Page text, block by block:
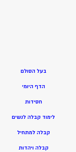
בעל הסולם
הדף היומי
חסידות
לימוד קבלה לנשים
קבלה למתחיל
קבלה ויהדות